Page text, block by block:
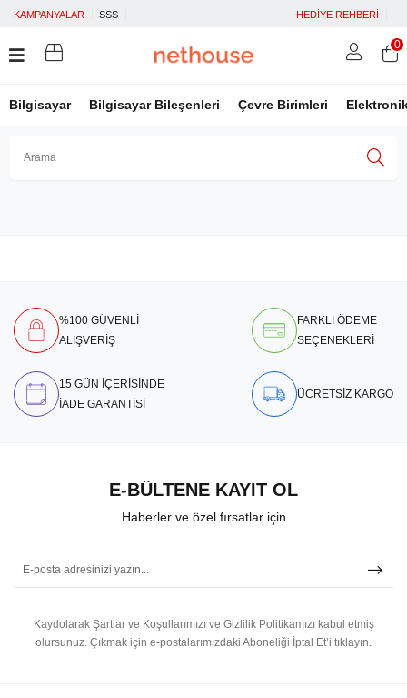
KAMPANYALAR SSS HEDİYE REHBERİ
Bilgisayar Bilgisayar Bileşenleri Çevre Birimleri
0
%100 GÜVENLİ
ALIŞVERİŞ
FARKLI ÖDEME
SEÇENEKLERİ
15 GÜN İÇERİSİNDE
İADE GARANTİSİ
ÜCRETSİZ KARGO
E-BÜLTENE KAYIT OL
Haberler ve özel fırsatlar için
Kaydolarak Şartlar ve Koşullarımızı ve Gizlilik Politikamızı kabul etmiş
olursunuz. Çıkmak için e-postalarımızdaki Aboneliği İptal Et’i tıklayın.